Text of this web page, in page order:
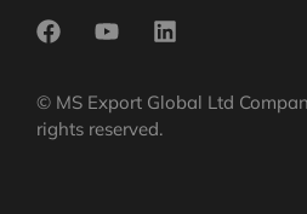
© MS Export Global Ltd
rights reserved.